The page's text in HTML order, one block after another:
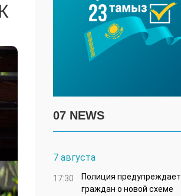
07 NEWS
7 августа
17:30
Полиция предупреждает
граждан о новой схеме